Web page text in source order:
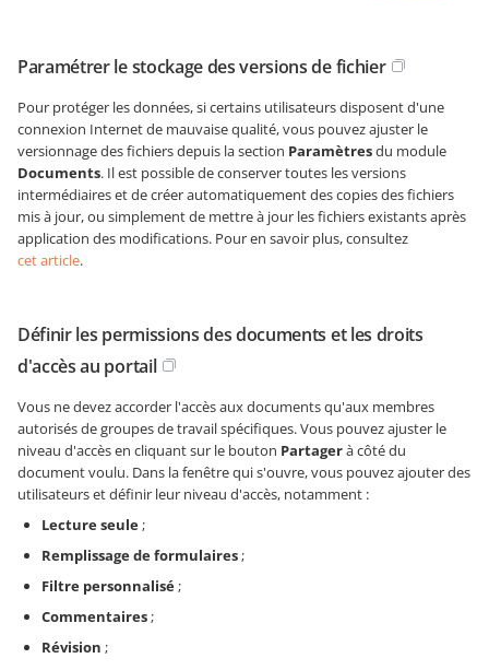
Paramétrer le stockage des versions de fichier
Pour protéger les données, si certains utilisateurs disposent d'une
connexion Internet de mauvaise qualité, vous pouvez ajuster le
versionnage des fichiers depuis la section Paramètresdu module
Documents. Il est possible de conserver toutes les versions
intermédiaires et de créer automatiquement des copies des fichiers
mis à jour, ou simplement de mettre à jour les fichiers existants après
application des modifications. Pour en savoir plus, consultez
cet article.
Définir les permissions des documents et les droits
d'accès au portail
Vous ne devez accorder l'accès aux documents qu'aux membres
autorisés de groupes de travail spécifiques. Vous pouvez ajuster le
niveau d'accès en cliquant sur le bouton Partagerà côté du
document voulu. Dans la fenêtre qui s'ouvre, vous pouvez ajouter des
utilisateurs et définir leur niveau d'accès, notamment :
Lecture seule;
Remplissage de formulaires;
Filtre personnalisé;
Commentaires;
Révision ;